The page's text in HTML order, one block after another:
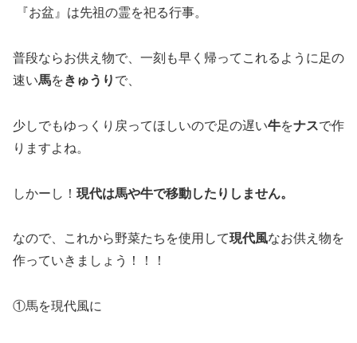
『お盆』は先祖の霊を祀る行事。
普段ならお供え物で、一刻も早く帰ってこれるように足の
速い馬をきゅうり で、
少しでもゆっくり戻ってほしいので足の遅い牛をナスで作
りますよね。
しかーし！ 現代は馬や牛で移動したりしません。
なので、これから野菜たちを使用して現代風なお供え物を
作っていきましょう！！！
①馬を現代風に